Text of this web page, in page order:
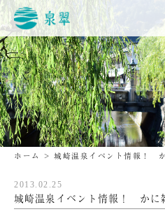
ホーム > 城崎温泉イベント情報！
2013.02.25
城崎温泉イベント情報！ かに